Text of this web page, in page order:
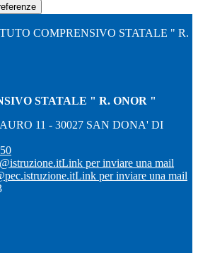
COMPRENSIVO STATALE " R.
STATALE " R. ONOR "
11 - 30027 SAN DONA' DI
Link per inviare una mail
Link per inviare una mail